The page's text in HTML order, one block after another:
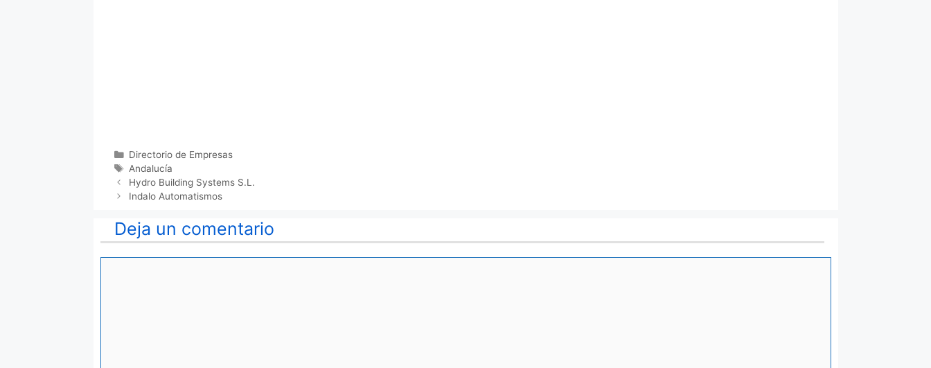
Categorías
Directorio de Empresas
Etiquetas
Andalucía
Hydro Building Systems S.L.
Indalo Automatismos
Deja un comentario